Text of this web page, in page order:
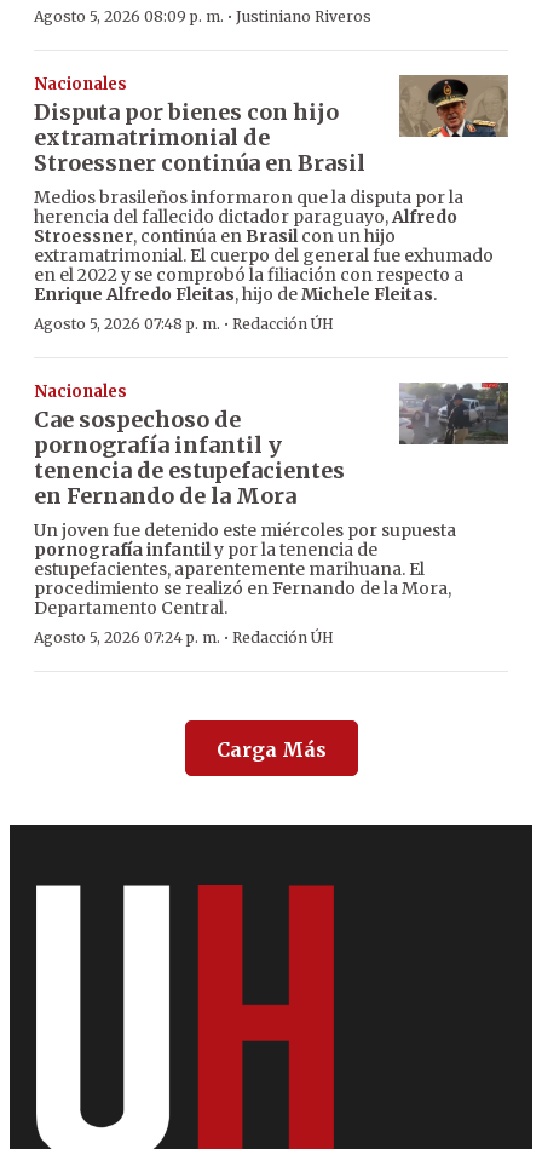
Agosto 5, 2026 08:09 p. m. · Justiniano Riveros
Nacionales
Disputa por bienes con hijo
extramatrimonial de
Stroessner continúa en Brasil
Medios brasileños informaron que la disputa por la
herencia del fallecido dictador paraguayo,Alfredo
Stroessner, continúa en Brasilcon un hijo
extramatrimonial. El cuerpo del general fue exhumado
en el 2022 y se comprobó la filiación con respecto a
Enrique Alfredo Fleitas, hijo deMichele Fleitas.
Agosto 5, 2026 07:48 p. m. · Redacción ÚH
Nacionales
Cae sospechoso de
pornografía infantil y
tenencia de estupefacientes
en Fernando de la Mora
Un joven fue detenido este miércoles por supuesta
pornografía infantily por la tenencia de
estupefacientes, aparentemente marihuana. El
procedimiento se realizó en Fernando de la Mora,
Departamento Central.
Agosto 5, 2026 07:24 p. m. · Redacción ÚH
Carga Más